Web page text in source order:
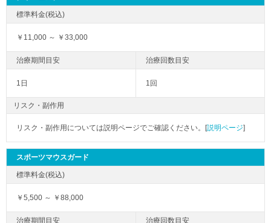
￥11,000 ～ ￥33,000
1日 1回
リスク・副作用
リスク・副作用については説明ページでご確認ください。[説明ページ]
スポーツマウスガード
￥5,500 ～ ￥88,000